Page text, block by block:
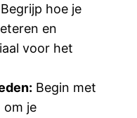
Begrijp hoe je
en
voor het
Begin met
om je